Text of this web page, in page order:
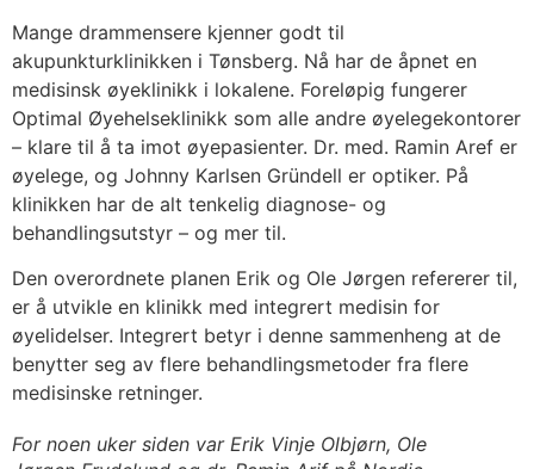
Mange drammensere kjenner godt til
akupunkturklinikken i Tønsberg. Nå har de åpnet en
medisinsk øyeklinikk i lokalene. Foreløpig fungerer
Optimal Øyehelseklinikk som alle andre øyelegekontorer
– klare til å ta imot øyepasienter. Dr. med. Ramin Aref er
øyelege, og Johnny Karlsen Gründell er optiker. På
klinikken har de alt tenkelig diagnose- og
behandlingsutstyr – og mer til.
Den overordnete planen Erik og Ole Jørgen refererer til,
er å utvikle en klinikk med integrert medisin for
øyelidelser. Integrert betyr i denne sammenheng at de
benytter seg av flere behandlingsmetoder fra flere
medisinske retninger.
For noen uker siden var Erik Vinje Olbjørn, Ole